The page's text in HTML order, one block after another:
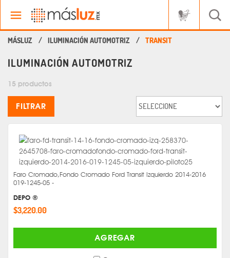
ILUMINACIÓN AUTOMOTRIZ TRANSIT
ILUMINACIÓN AUTOMOTRIZ
15 productos
FILTRAR
Faro Cromado,Fondo Cromado Ford Transit Izquierdo 2014-2016
019-1245-05 -
DEPO ®
$3,220.00
AGREGAR